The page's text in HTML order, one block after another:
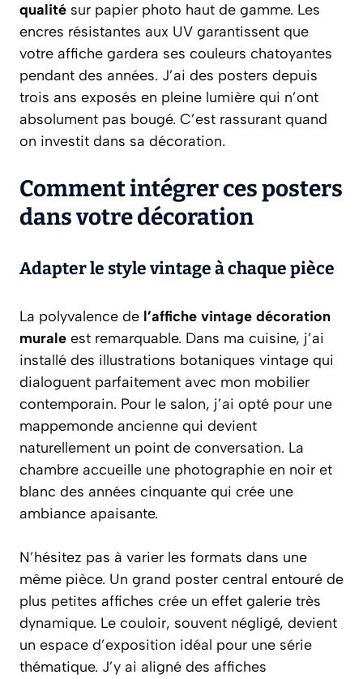
qualité sur papier photo haut de gamme. Les
encres résistantes aux UV garantissent que
votre affiche gardera ses couleurs chatoyantes
pendant des années. J’ai des posters depuis
trois ans exposés en pleine lumière qui n’ont
absolument pas bougé. C’est rassurant quand
on investit dans sa décoration.
Comment intégrer ces posters
dans votre décoration
Adapter le style vintage à chaque pièce
La polyvalence de l’affiche vintage décoration
murale est remarquable. Dans ma cuisine, j’ai
installé des illustrations botaniques vintage qui
dialoguent parfaitement avec mon mobilier
contemporain. Pour le salon, j’ai opté pour une
mappemonde ancienne qui devient
naturellement un point de conversation. La
chambre accueille une photographie en noir et
blanc des années cinquante qui crée une
ambiance apaisante.
N’hésitez pas à varier les formats dans une
même pièce. Un grand poster central entouré de
plus petites affiches crée un effet galerie très
dynamique. Le couloir, souvent négligé, devient
un espace d’exposition idéal pour une série
thématique. J’y ai aligné des affiches